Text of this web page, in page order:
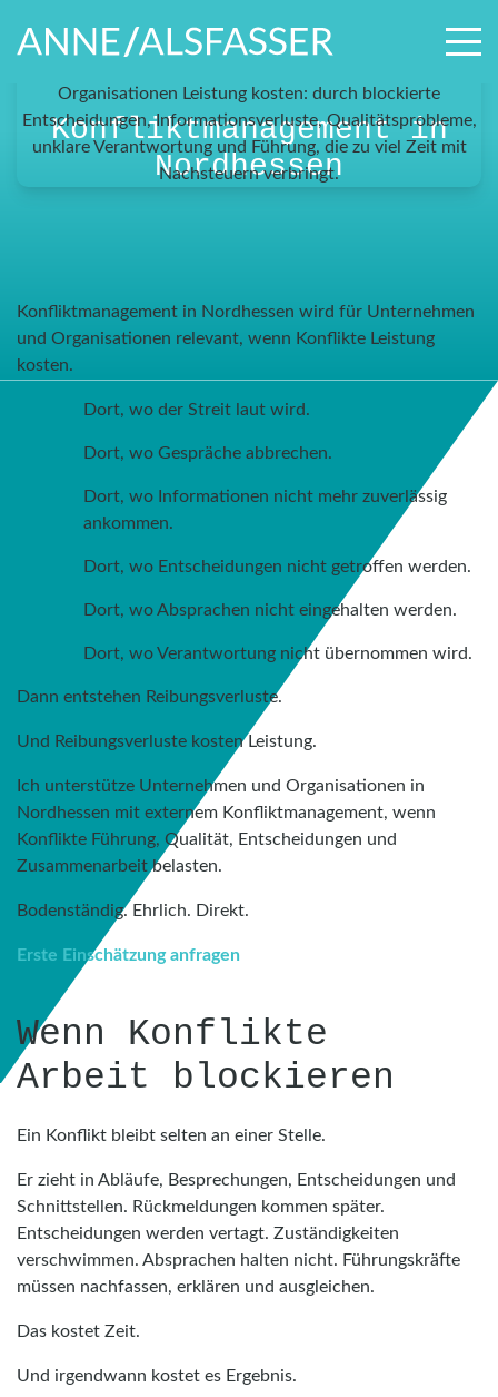
Konfliktmanagement in
Nordhessen
Konfliktmanagement in Nordhessen wird für Unternehmen
und Organisationen relevant, wenn Konflikte Leistung
kosten.
Dort, wo der Streit laut wird.
Dort, wo Gespräche abbrechen.
Dort, wo Informationen nicht mehr zuverlässig
ankommen.
Dort, wo Entscheidungen nicht getroffen werden.
Dort, wo Absprachen nicht eingehalten werden.
Dort, wo Verantwortung nicht übernommen wird.
Dann entstehen Reibungsverluste.
Und Reibungsverluste kosten Leistung.
Ich unterstütze Unternehmen und Organisationen in
Nordhessen mit externem Konfliktmanagement, wenn
Konflikte Führung, Qualität, Entscheidungen und
Zusammenarbeit belasten.
Bodenständig. Ehrlich. Direkt.
Erste Einschätzung anfragen
Wenn Konflikte
Arbeit blockieren
Ein Konflikt bleibt selten an einer Stelle.
Er zieht in Abläufe, Besprechungen, Entscheidungen und
Schnittstellen. Rückmeldungen kommen später.
Entscheidungen werden vertagt. Zuständigkeiten
verschwimmen. Absprachen halten nicht. Führungskräfte
müssen nachfassen, erklären und ausgleichen.
Das kostet Zeit.
Und irgendwann kostet es Ergebnis.